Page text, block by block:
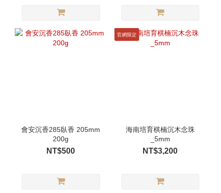
會安沉香285臥香 205mm
200g
NT$500
官網限定
海南培育棋楠沉木念珠
_5mm
NT$3,200